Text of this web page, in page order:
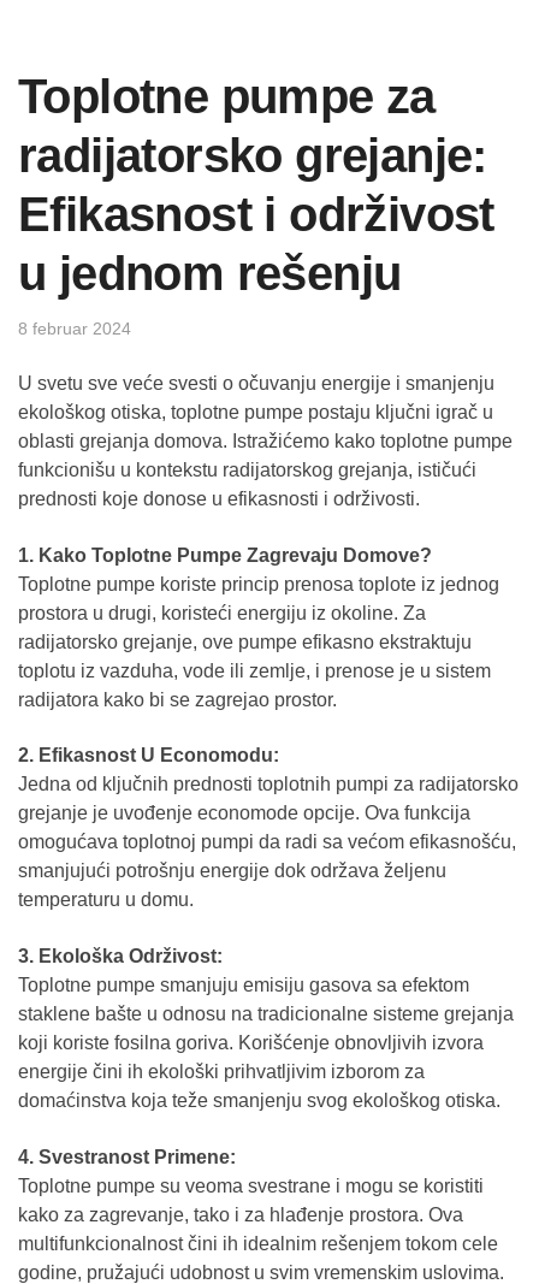
Toplotne pumpe za
radijatorsko grejanje:
Efikasnost i održivost
u jednom rešenju
8 februar 2024
U svetu sve veće svesti o očuvanju energije i smanjenju
ekološkog otiska, toplotne pumpe postaju ključni igrač u
oblasti grejanja domova. Istražićemo kako toplotne pumpe
funkcionišu u kontekstu radijatorskog grejanja, ističući
prednosti koje donose u efikasnosti i održivosti.
1. Kako Toplotne Pumpe Zagrevaju Domove?
Toplotne pumpe koriste princip prenosa toplote iz jednog
prostora u drugi, koristeći energiju iz okoline. Za
radijatorsko grejanje, ove pumpe efikasno ekstraktuju
toplotu iz vazduha, vode ili zemlje, i prenose je u sistem
radijatora kako bi se zagrejao prostor.
2. Efikasnost U Economodu:
Jedna od ključnih prednosti toplotnih pumpi za radijatorsko
grejanje je uvođenje economode opcije. Ova funkcija
omogućava toplotnoj pumpi da radi sa većom efikasnošću,
smanjujući potrošnju energije dok održava željenu
temperaturu u domu.
3. Ekološka Održivost:
Toplotne pumpe smanjuju emisiju gasova sa efektom
staklene bašte u odnosu na tradicionalne sisteme grejanja
koji koriste fosilna goriva. Korišćenje obnovljivih izvora
energije čini ih ekološki prihvatljivim izborom za
domaćinstva koja teže smanjenju svog ekološkog otiska.
4. Svestranost Primene:
Toplotne pumpe su veoma svestrane i mogu se koristiti
kako za zagrevanje, tako i za hlađenje prostora. Ova
multifunkcionalnost čini ih idealnim rešenjem tokom cele
godine, pružajući udobnost u svim vremenskim uslovima.